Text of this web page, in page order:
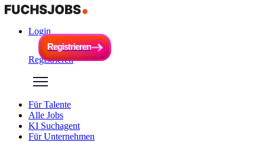
Login
Registrieren
Registrieren
Registrieren
Für Talente
Alle Jobs
KI Suchagent
Für Unternehmen